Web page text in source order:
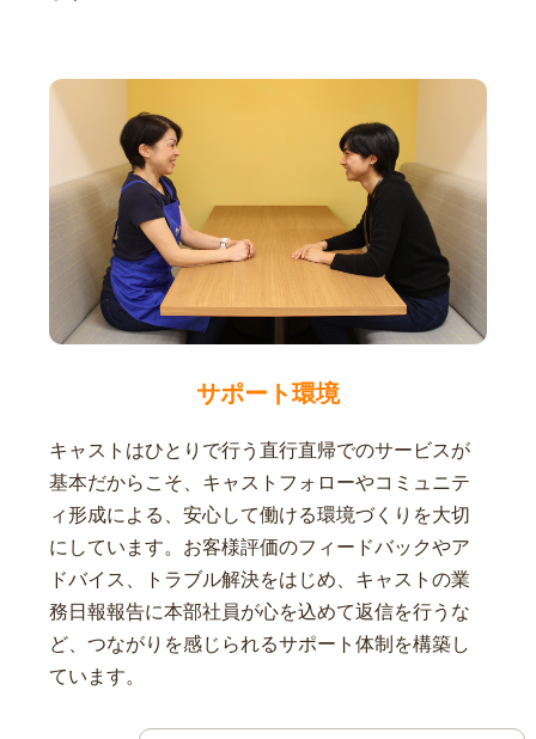
サポート環境
キャストはひとりで行う直行直帰でのサービスが
基本だからこそ、キャストフォローやコミュニテ
ィ形成による、安心して働ける環境づくりを大切
にしています。お客様評価のフィードバックやア
ドバイス、トラブル解決をはじめ、キャストの業
務日報報告に本部社員が心を込めて返信を行うな
ど、つながりを感じられるサポート体制を構築し
ています。